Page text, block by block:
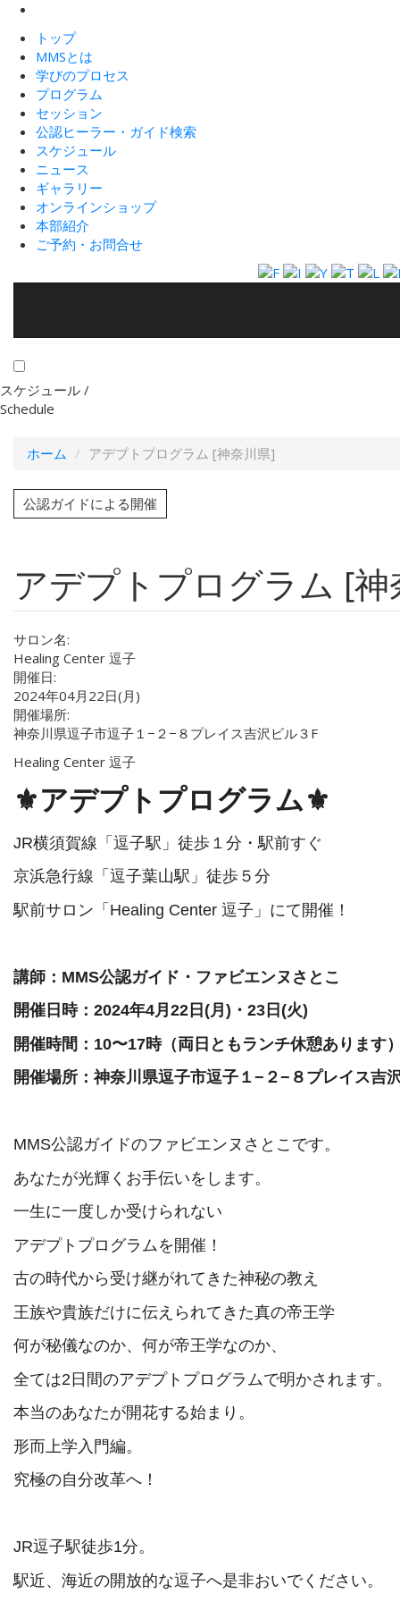
トップ
MMSとは
学びのプロセス
プログラム
セッション
公認ヒーラー・ガイド検索
スケジュール
ニュース
ギャラリー
オンラインショップ
本部紹介
ご予約・お問合せ
スケジュール /
Schedule
ホーム アデプトプログラム [神奈川県]
公認ガイドによる開催
アデプトプログラム [
サロン名:
Healing Center 逗子
開催日:
2024年04月22日(月)
開催場所:
神奈川県逗子市逗子１−２−８プレイス吉沢ビル３F
Healing Center 逗子
⚜️アデプトプログラム⚜️
JR横須賀線「逗子駅」徒歩１分・駅前すぐ
京浜急行線「逗子葉山駅」徒歩５分
駅前サロン「Healing Center 逗子」にて開催！
講師：MMS公認ガイド・ファビエンヌさとこ
開催日時：2024年4月22日(月)・23日(火)
開催時間：10〜17時（両日ともランチ休憩あります
開催場所：神奈川県逗子市逗子１−２−８プレイス吉
MMS公認ガイドのファビエンヌさとこです。
あなたが光輝くお手伝いをします。
一生に一度しか受けられない
アデプトプログラムを開催！
古の時代から受け継がれてきた神秘の教え
王族や貴族だけに伝えられてきた真の帝王学
何が秘儀なのか、何が帝王学なのか、
全ては2日間のアデプトプログラムで明かされます。
本当のあなたが開花する始まり。
形而上学入門編。
究極の自分改革へ！
JR逗子駅徒歩1分。
駅近、海近の開放的な逗子へ是非おいでください。